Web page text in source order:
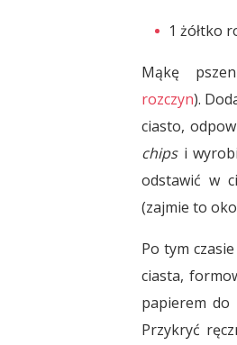
1 żółtko
Mąkę
rozczyn).
ciasto,
chips i
odstawić w
(zajmie to
Po tym
ciasta,
papierem do
Przykryć